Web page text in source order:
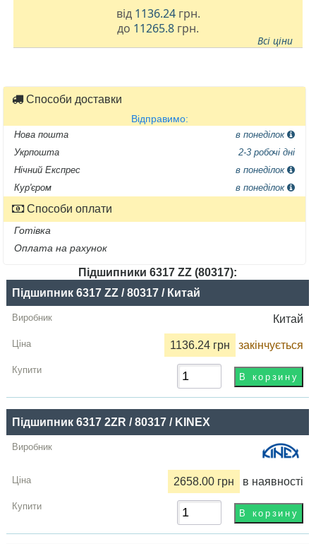
від 1136.24 грн.
до 11265.8 грн.
Всі ціни
Способи доставки
Відправимо:
Нова пошта
в понеділок
Укрпошта
2-3 робочі дні
Нічний Експрес
в понеділок
Кур'єром
в понеділок
Способи оплати
Готівка
Оплата на рахунок
Підшипники 6317 ZZ (80317):
Назва
Виробник
Радіальний
грн
Купити
Підшипник 6317 ZZ / 80317 / Китай
Китай
1136.24 грн закінчується
Підшипник 6317 2ZR / 80317 / KINEX
2658.00 грн в наявності